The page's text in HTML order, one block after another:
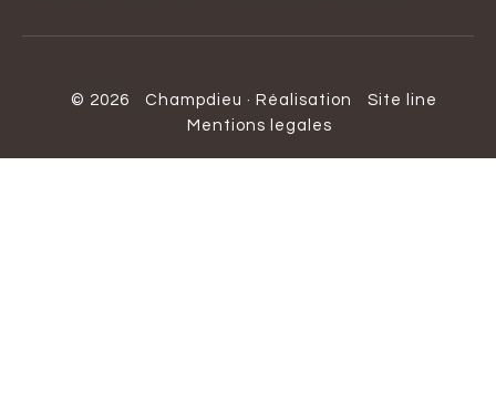
© 2026 Champdieu · Réalisation
Site line
Mentions legales